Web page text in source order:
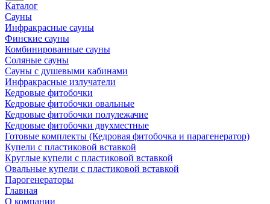
Каталог
Сауны
Инфракрасные сауны
Финские сауны
Комбинированные сауны
Соляные сауны
Сауны с душевыми кабинами
Инфракрасные излучатели
Кедровые фитобочки
Кедровые фитобочки овальные
Кедровые фитобочки полулежачие
Кедровые фитобочки двухместные
Готовые комплекты (Кедровая фитобочка и парагенератор)
Купели с пластиковой вставкой
Круглые купели с пластиковой вставкой
Овальные купели с пластиковой вставкой
Парогенераторы
Главная
О компании